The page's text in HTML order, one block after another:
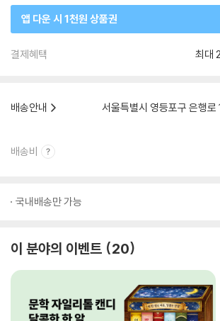
앱 다운 시 1천원 상품권
결제혜택 최대
배송안내
서울특별시 영등포구 은행로
배송비
국내배송만 가능
이 분야의 이벤트 20